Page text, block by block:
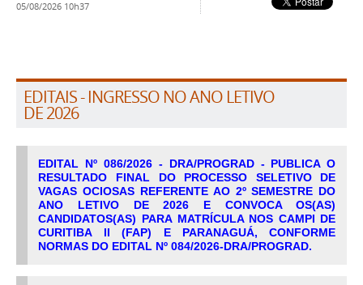
05/08/2026 10h37
EDITAIS - INGRESSO NO ANO LETIVO
DE 2026
EDITAL Nº 086/2026 - DRA/PROGRAD - PUBLICA O
RESULTADO FINAL DO PROCESSO SELETIVO DE
VAGAS OCIOSAS REFERENTE AO 2º SEMESTRE DO
ANO LETIVO DE 2026 E CONVOCA OS(AS)
CANDIDATOS(AS) PARA MATRÍCULA NOS CAMPI DE
CURITIBA II (FAP) E PARANAGUÁ, CONFORME
NORMAS DO EDITAL Nº 084/2026-DRA/PROGRAD.